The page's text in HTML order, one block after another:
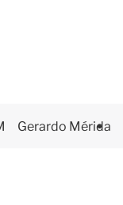
Gerardo Mérida